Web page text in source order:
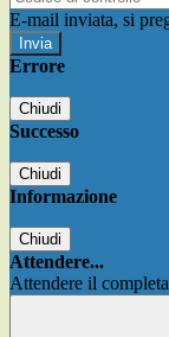
E-mail inviata, si
Errore
Chiudi
Successo
Chiudi
Informazione
Chiudi
Attendere...
Attendere il